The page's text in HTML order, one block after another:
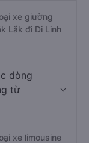
xe giường
Lắk đi Di Linh
dòng
từ
xe limousine